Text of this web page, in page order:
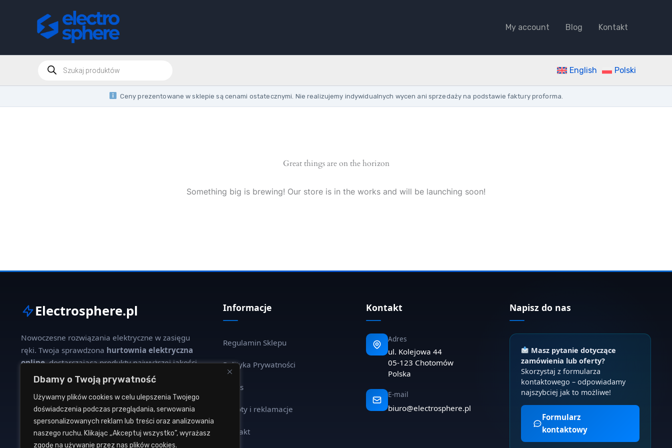
Dbamy o Twoją prywatność
Używamy plików cookies w celu ulepszenia Twojego
doświadczenia podczas przeglądania, serwowania
spersonalizowanych reklam lub treści oraz analizowania
naszego ruchu. Klikając „Akceptuj wszystko”, wyrażasz
zgodę na używanie przez nas plików cookies.
My account Blog Kontakt
Products
search
English Polski
Ceny prezentowane w sklepie są cenami ostatecznymi. Nie realizujemy indywidualnych wycen ani sprzedaży na podstawie faktury proforma.
Great things are on the horizon
Something big is brewing! Our store is in the works and will be launching soon!
Electrosphere.pl
Nowoczesne rozwiązania elektryczne w zasięgu
ręki. Twoja sprawdzona hurtownia elektryczna
online, dostarczająca produkty najwyższej jakości
dla profesjonalistów i klientów indywidualnych.
W naszej ofercie znajdziesz szeroki wybór kabli,
oświetlenia, aparatury modułowej oraz osprzętu
instalacyjnego od renomowanych producentów.
Informacje
Regulamin Sklepu
Polityka Prywatności
O nas
Zwroty i reklamacje
Kontakt
Kontakt
Adres
ul. Kolejowa 44
05-123 Chotomów
Polska
E-mail
biuro@electrosphere.pl
Napisz do nas
Masz pytanie dotyczące
zamówienia lub oferty?
Skorzystaj z formularza
kontaktowego – odpowiadamy
najszybciej jak to możliwe!
Formularz
kontaktowy
Z/U
WHITE
quantity